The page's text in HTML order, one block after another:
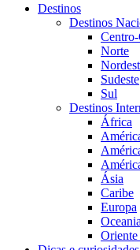
Destinos
Destinos
Centro-
Norte
Sudeste
Sul
Destinos
África
Ásia
Caribe
Europa
Oceania